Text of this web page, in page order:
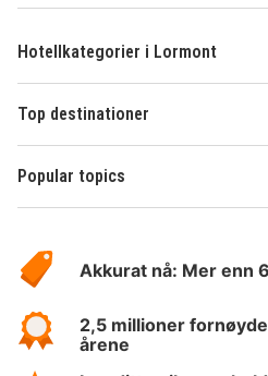
Hotellkategorier i Lormont
Top destinationer
Popular topics
Hotelspecials
Akkurat nå: Mer enn
2,5 millioner
årene